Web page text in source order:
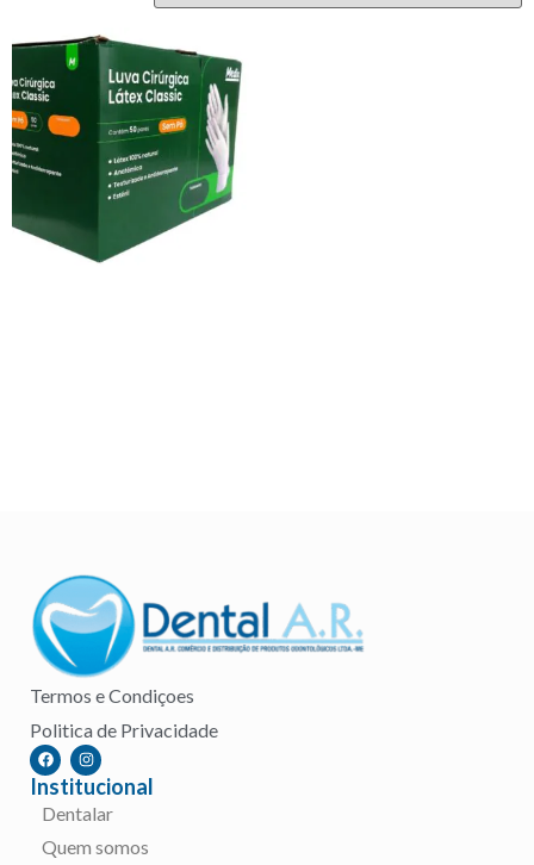
Termos e Condiçoes
Politica de Privacidade
Institucional
Dentalar
Quem somos